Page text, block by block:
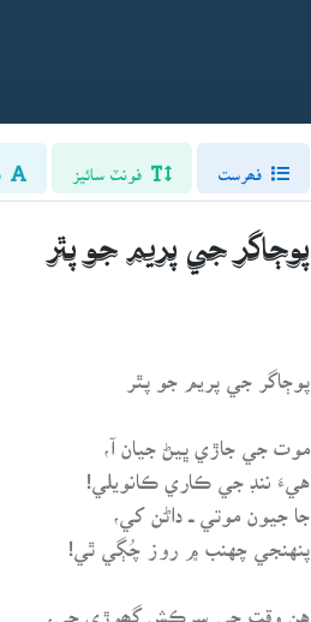
فونٽ سائيز
پوڄاگر جي پريم جو پٿر
پوڄاگر جي پريم جو پٿر
موت جي جاڙي ڀيڻ جيان آ،
هيءَ ننڊ جي ڪاري ڪانويلي!
جا جيون موتي ــ داڻن کي،
پنهنجي چهنب ۾ روز چُڳي ٿي!
هن وقت جي سرڪش گھوڙي جي،